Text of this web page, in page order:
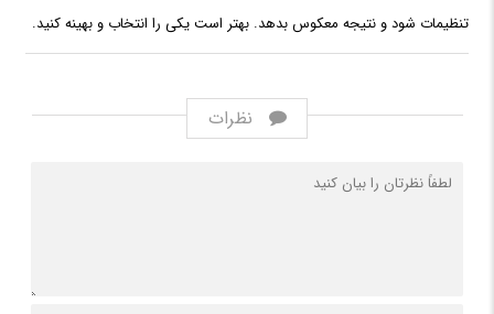
تنظیمات شود و نتیجه معکوس بدهد. بهتر است یکی را انتخاب و بهینه کنید.
نظرات